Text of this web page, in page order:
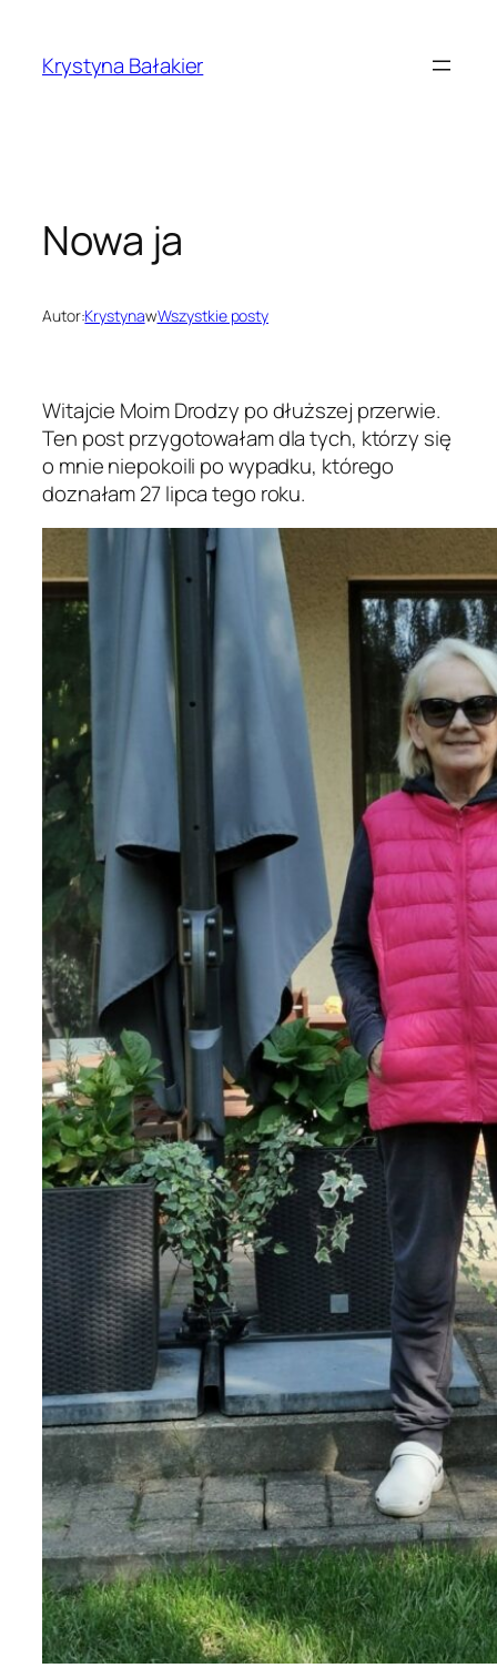
treściKrystyna Bałakier
Nowa ja
Autor:KrystynawWszystkie posty
Witajcie Moim Drodzy po dłuższej przerwie.
Ten post przygotowałam dla tych, którzy się
o mnie niepokoili po wypadku, którego
doznałam 27 lipca tego roku.